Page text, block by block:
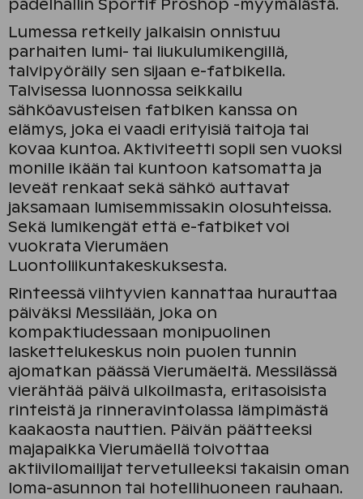
padelhallin Sportif Proshop -myymälästä.
Lumessa retkeily jalkaisin onnistuu
parhaiten lumi- tai liukulumikengillä,
talvipyöräily sen sijaan e-fatbikella.
Talvisessa luonnossa seikkailu
sähköavusteisen fatbiken kanssa on
elämys, joka ei vaadi erityisiä taitoja tai
kovaa kuntoa. Aktiviteetti sopii sen vuoksi
monille ikään tai kuntoon katsomatta ja
leveät renkaat sekä sähkö auttavat
jaksamaan lumisemmissakin olosuhteissa.
Sekä lumikengät että e-fatbiket voi
vuokrata Vierumäen
Luontoliikuntakeskuksesta.
Rinteessä viihtyvien kannattaa hurauttaa
päiväksi Messilään, joka on
kompaktiudessaan monipuolinen
laskettelukeskus noin puolen tunnin
ajomatkan päässä Vierumäeltä. Messilässä
vierähtää päivä ulkoilmasta, eritasoisista
rinteistä ja rinneravintolassa lämpimästä
kaakaosta nauttien. Päivän päätteeksi
majapaikka Vierumäellä toivottaa
aktiivilomailijat tervetulleeksi takaisin oman
loma-asunnon tai hotellihuoneen rauhaan.